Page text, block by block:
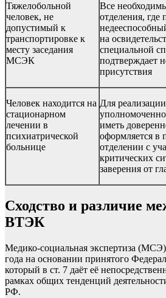
Тяжелобольной
человек, не
допустимый к
транспортировке к
месту заседания
МСЭК
Все
отделения, где
на
специальной
подтверждает
присутствия
Человек находится на
стационарном
лечении в
психиатрической
больнице
Для
иметь
оформляется в
отделении с
критических
заверения от
Сходство и различие
ВТЭК
Медико-социальная экспертиза
года на основании принятого
который в ст. 7 даёт её
рамках общих тенденций
РФ.